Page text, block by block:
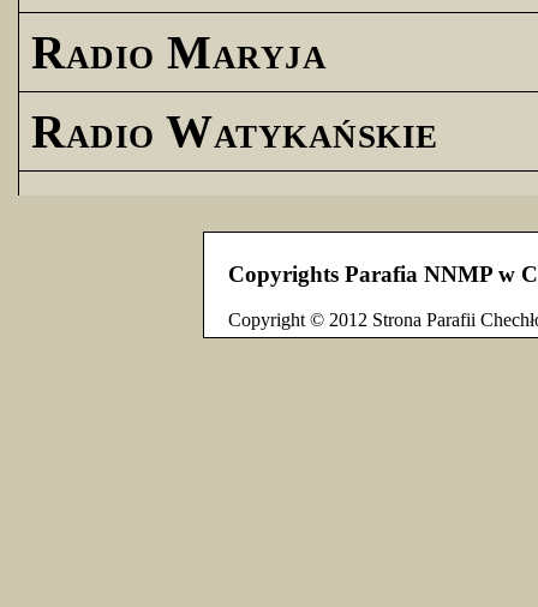
Radio Maryja
Radio Watykańskie
Copyrights Parafia NNMP w
Copyright © 2012 Strona Parafii